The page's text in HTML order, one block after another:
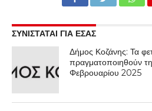
ΣΥΝΙΣΤΑΤΑΙ ΓΙΑ ΕΣΑΣ
Δήμος Κοζάνης: Τα
πραγματοποιηθούν
Φεβρουαρίου 2025